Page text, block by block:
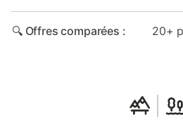
🔍 Offres comparées : 20+